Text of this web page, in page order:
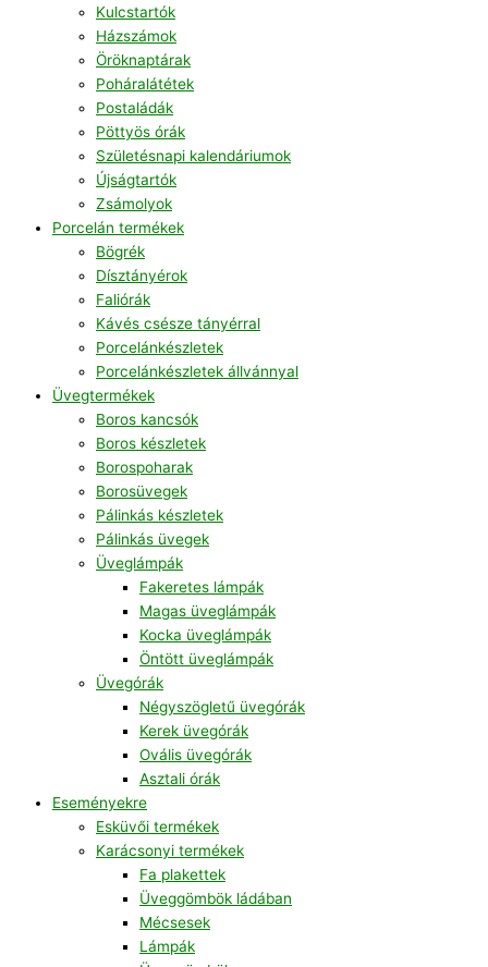
Kulcstartók
Házszámok
Öröknaptárak
Poháralátétek
Postaládák
Pöttyös órák
Születésnapi kalendáriumok
Újságtartók
Zsámolyok
Porcelán termékek
Bögrék
Dísztányérok
Faliórák
Kávés csésze tányérral
Porcelánkészletek
Porcelánkészletek állvánnyal
Üvegtermékek
Boros kancsók
Boros készletek
Borospoharak
Borosüvegek
Pálinkás készletek
Pálinkás üvegek
Üveglámpák
Fakeretes lámpák
Magas üveglámpák
Kocka üveglámpák
Öntött üveglámpák
Üvegórák
Négyszögletű üvegórák
Kerek üvegórák
Ovális üvegórák
Asztali órák
Eseményekre
Esküvői termékek
Karácsonyi termékek
Fa plakettek
Üveggömbök ládában
Mécsesek
Lámpák